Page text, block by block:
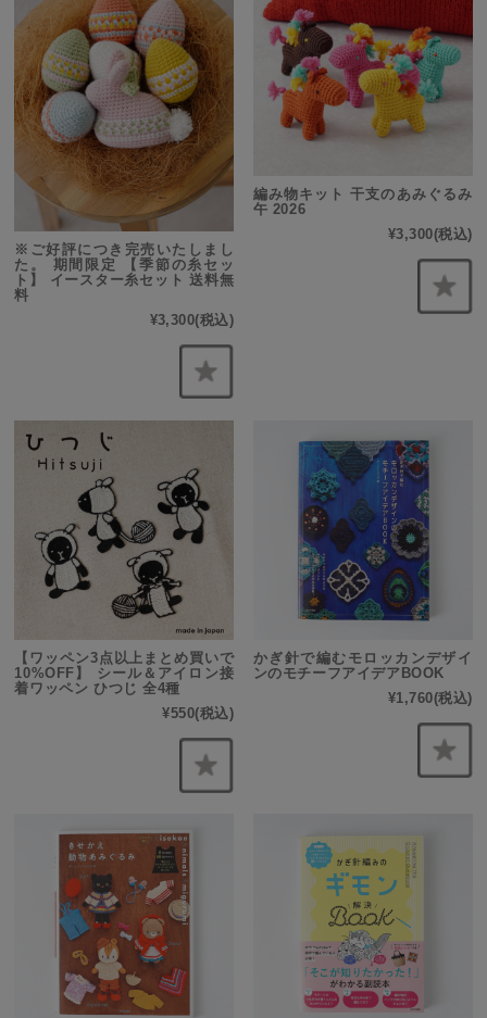
※ご好評につき完売いたしまし
た。 期間限定 【季節の糸セッ
ト】 イースター糸セット 送料無
料
¥3,300(税込)
編み物キット 干支のあみぐるみ
午 2026
¥3,300(税込)
【ワッペン3点以上まとめ買いで
10%OFF】 シール＆アイロン接
着ワッペン ひつじ 全4種
¥550(税込)
かぎ針で編むモロッカンデザイ
ンのモチーフアイデアBOOK
¥1,760(税込)